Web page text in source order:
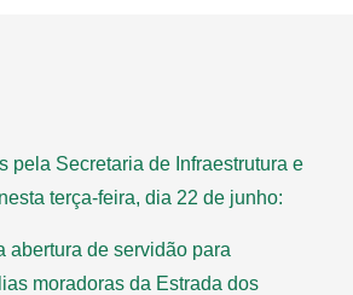
pela Secretaria de Infraestrutura e
terça-feira, dia 22 de junho:
abertura de servidão para
moradoras da Estrada dos